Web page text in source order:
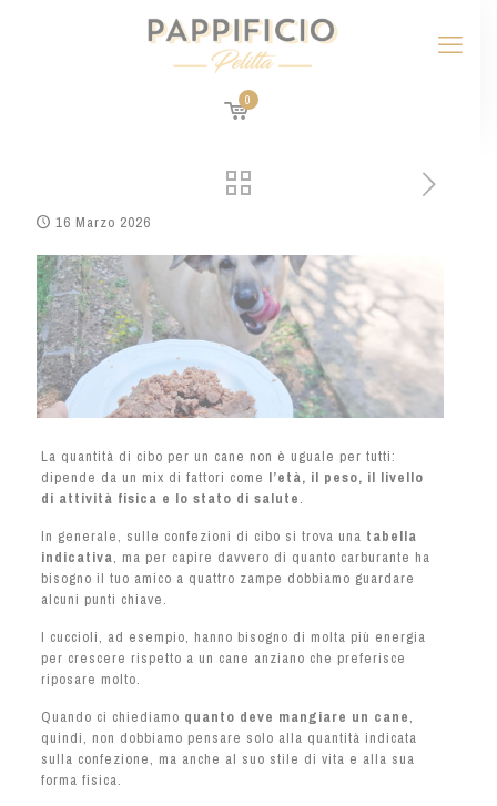
0
16 Marzo 2026
La quantità di cibo per un cane non è uguale per tutti:
dipende da un mix di fattori come l’età, il peso, il livello
di attività fisica e lo stato di salute.
In generale, sulle confezioni di cibo si trova una tabella
indicativa, ma per capire davvero di quanto carburante ha
bisogno il tuo amico a quattro zampe dobbiamo guardare
alcuni punti chiave.
I cuccioli, ad esempio, hanno bisogno di molta più energia
per crescere rispetto a un cane anziano che preferisce
riposare molto.
Quando ci chiediamo quanto deve mangiare un cane,
quindi, non dobbiamo pensare solo alla quantità indicata
sulla confezione, ma anche al suo stile di vita e alla sua
forma fisica.